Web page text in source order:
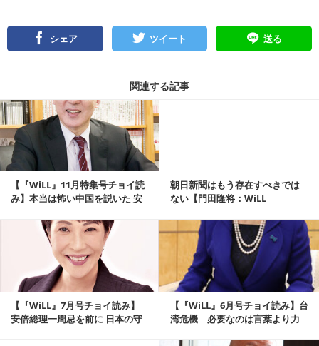
シェア ツイート 送る
関連する記事
【『WiLL』11月特集号チョイ読
み】本当は怖い中国を説いた 安
朝日新聞はもう存在すべきでは
ない【門田隆将：WiLL
記事を読む
【『WiLL』7月号チョイ読み】
安倍総理一周忌を前に 日本の守
【『WiLL』6月号チョイ読み】台
湾危機 必要なのは言葉より力
記事を読む